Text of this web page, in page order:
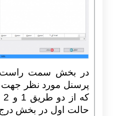
در بخش سمت راست
پرسنل مورد نظر جهت
حالت اول در بخش